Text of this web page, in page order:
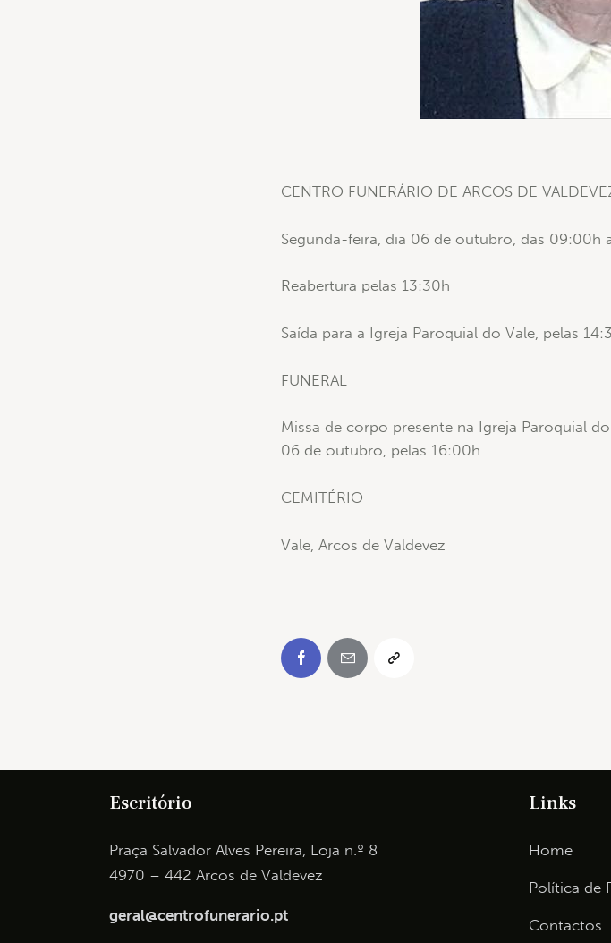
CENTRO FUNERÁRIO DE ARCOS DE
Segunda-feira, dia 06 de outubro, das 09:00h
Reabertura pelas 13:30h
Saída para a Igreja Paroquial do Vale, pelas
FUNERAL
Missa de corpo presente na Igreja Paroquial
06 de outubro, pelas 16:00h
CEMITÉRIO
Vale, Arcos de Valdevez
Escritório
Praça Salvador Alves Pereira, Loja n.º 8
4970 – 442 Arcos de Valdevez
geral@centrofunerario.pt
Links
Home
Política de
Contactos